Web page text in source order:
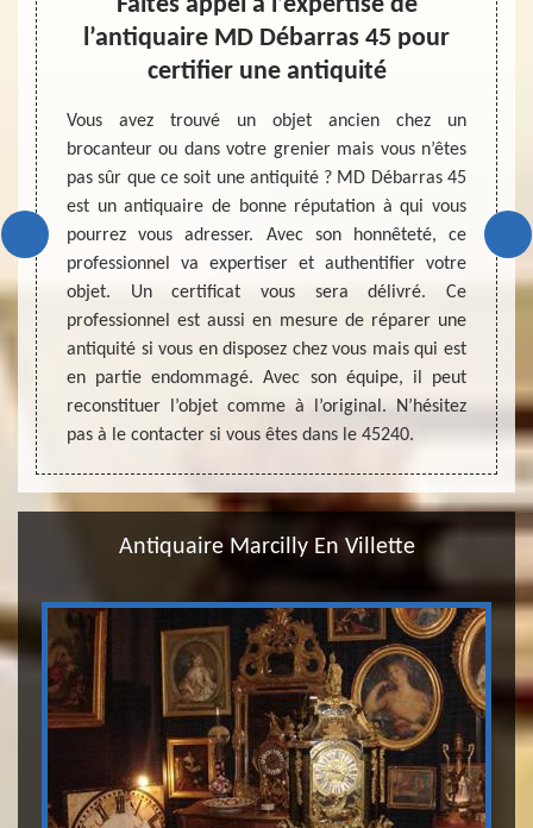
est
un
à
être
MD
si
vous
est
vous
l’antiquaire MD Débarras 45 pour
certifier une antiquité
Vous avez trouvé un objet ancien chez un
brocanteur ou dans votre grenier mais vous n’êtes
pas sûr que ce soit une antiquité ? MD Débarras 45
est un antiquaire de bonne réputation à qui vous
pourrez vous adresser. Avec son honnêteté, ce
professionnel va expertiser et authentifier votre
objet. Un certificat vous sera délivré. Ce
professionnel est aussi en mesure de réparer une
antiquité si vous en disposez chez vous mais qui est
en partie endommagé. Avec son équipe, il peut
reconstituer l’objet comme à l’original. N’hésitez
pas à le contacter si vous êtes dans le 45240.
Un
que
ayez
vous
achat.
Antiquaire Marcilly En Villette